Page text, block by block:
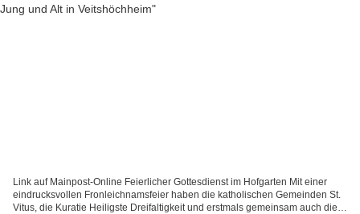
Link auf Mainpost-Online Feierlicher Gottesdienst im Hofgarten Mit einer
eindrucksvollen Fronleichnamsfeier haben die katholischen Gemeinden St.
Vitus, die Kuratie Heiligste Dreifaltigkeit und erstmals gemeinsam auch die